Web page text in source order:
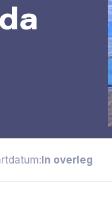
In overleg